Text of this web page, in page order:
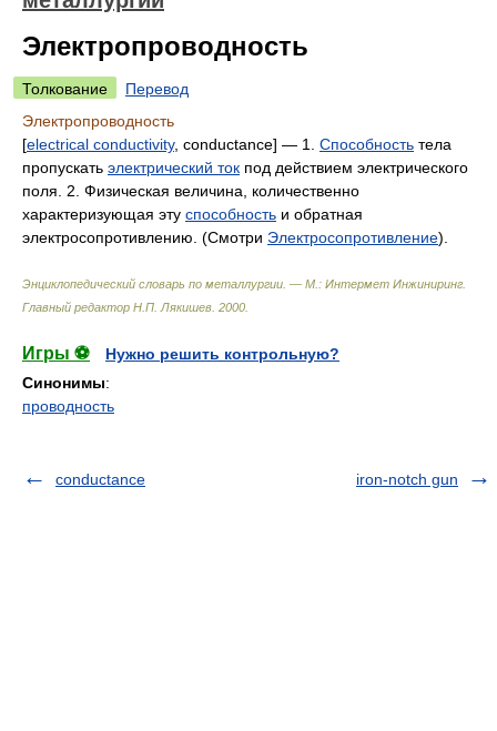
Электропроводность
Толкование
Перевод
Электропроводность
[electrical conductivity, conductance] — 1. Способность тела
пропускать электрический ток под действием электрического
поля. 2. Физическая величина, количественно
характеризующая эту способность и обратная
электросопротивлению. (Смотри Электросопротивление).
Энциклопедический словарь по металлургии. — М.: Интермет Инжиниринг
Главный редактор Н.П. Лякишев 2000
Игры ⚽
Нужно решить контрольную?
Синонимы:
проводность
conductance iron-notch gun